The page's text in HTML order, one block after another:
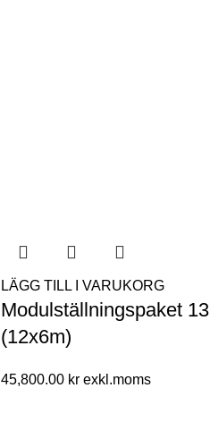
LÄGG TILL I VARUKORG
Modulställningspaket 13
(12x6m)
45,800.00 kr